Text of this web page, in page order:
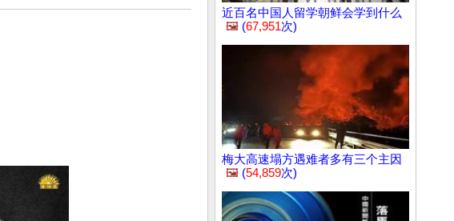
近百名中国人留学朝鲜会学到什么
🖼️ (67,951次)
梅大高速塌方遇难者多有三个主因
🖼️ (54,859次)